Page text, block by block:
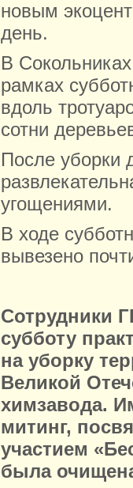
новым
день.
В
рамках
вдоль
сотни
После уборки
угощениями.
В ходе
вывезено
Сотрудники
субботу
на уборку
Великой
химзавода.
митинг,
участием
была